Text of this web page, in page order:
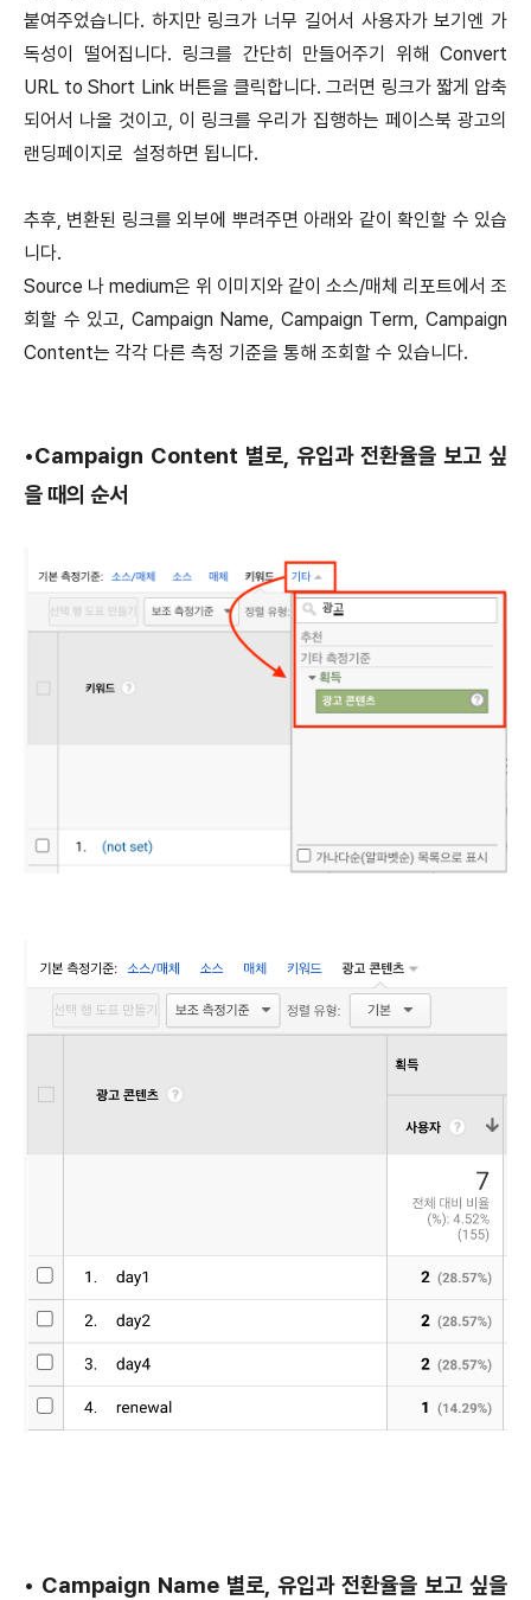
붙여주었습니다. 하지만 링크가 너무 길어서 사용자가 보기엔 가
독성이 떨어집니다. 링크를 간단히 만들어주기 위해 Convert
URL to Short Link 버튼을 클릭합니다. 그러면 링크가 짧게 압축
되어서 나올 것이고, 이 링크를 우리가 집행하는 페이스북 광고의
랜딩페이지로 설정하면 됩니다.
추후, 변환된 링크를 외부에 뿌려주면 아래와 같이 확인할 수 있습
니다.
Source 나 medium은 위 이미지와 같이 소스/매체 리포트에서 조
회할 수 있고, Campaign Name, Campaign Term, Campaign
Content는 각각 다른 측정 기준을 통해 조회할 수 있습니다.
•Campaign Content 별로, 유입과 전환율을 보고 싶
을 때의 순서
• Campaign Name 별로, 유입과 전환율을 보고 싶을